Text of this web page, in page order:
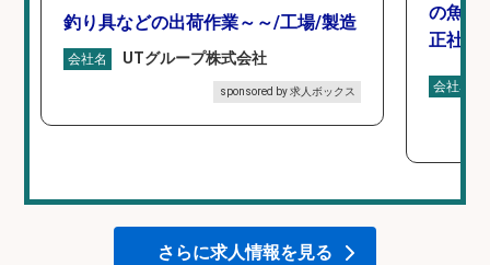
釣り具などの出荷作業～～/工場/製造
会社名 UTグループ株式会社
sponsored by 求人ボックス
の魚と
正社員
会社名
さらに求人情報を見る